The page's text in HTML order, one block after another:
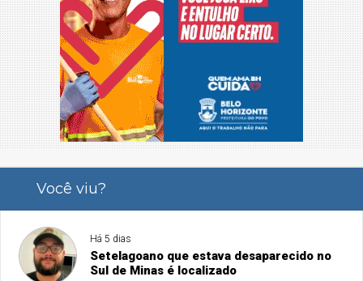
Você viu?
Há 5 dias
Setelagoano que estava desaparecido no
Sul de Minas é localizado